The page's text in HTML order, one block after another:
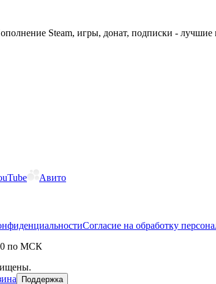
Steam, игры, донат, подписки - лучшие
Авито
Согласие на обработку
по МСК
Поддержка